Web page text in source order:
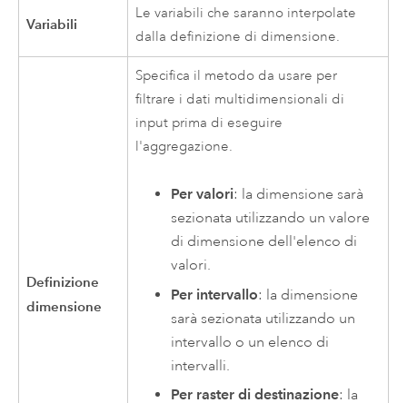
Variabili
Le variabili che saranno interpolate
dalla definizione di dimensione.
Definizione
dimensione
Specifica il metodo da usare per
filtrare i dati multidimensionali di
input prima di eseguire
l'aggregazione.
Per valori: la dimensione sarà
sezionata utilizzando un valore
di dimensione dell'elenco di
valori.
Per intervallo: la dimensione
sarà sezionata utilizzando un
intervallo o un elenco di
intervalli.
Per raster di destinazione: la